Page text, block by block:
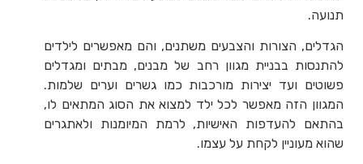
תנועה.
הגדלים, הצורות והצבעים משתנים, והם מאפשרים לילדים
להתנסות בבניית מגוון רחב של מבנים, מבתים ומגדלים
פשוטים ועד יצירות מורכבות כמו גשרים וערים שלמות.
המגוון הזה מאפשר לכל ילד למצוא את הסוג המתאים לו,
בהתאם להעדפות האישיות, לרמת המיומנות ולאתגרים
שהוא מעוניין לקחת על עצמו.